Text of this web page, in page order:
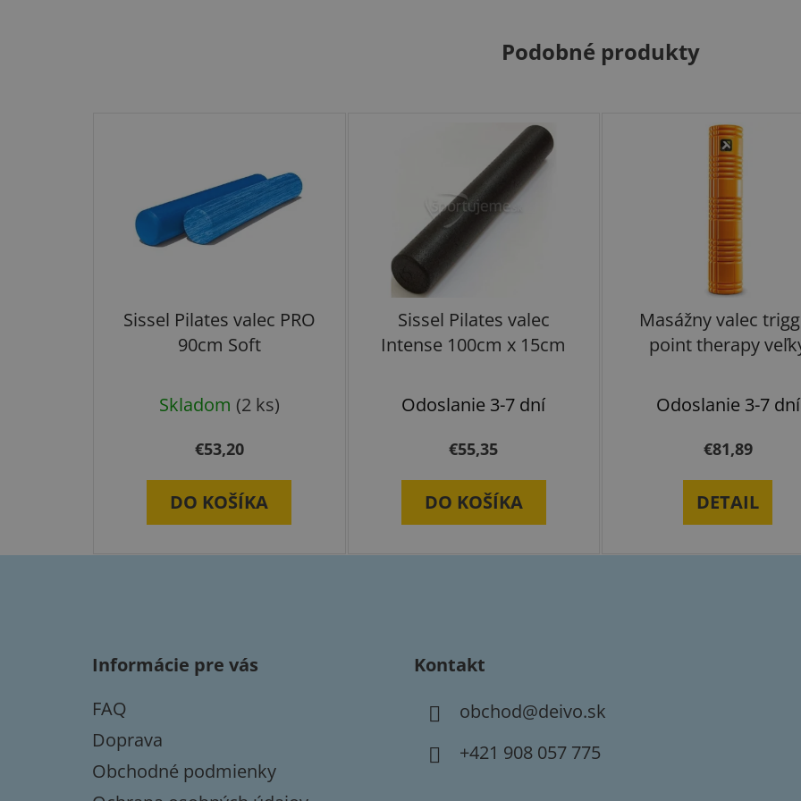
Podobné produkty
Sissel Pilates valec PRO
90cm Soft
Skladom (2 ks)
€53,20
DO KOŠÍKA
Sissel Pilates valec
Intense 100cm x 15cm
Odoslanie 3-7 dní
€55,35
DO KOŠÍKA
Masážny valec
point therapy
Odoslanie 3-7 dní
€81,89
DETAIL
Informácie pre vás
FAQ
Doprava
Obchodné podmienky
Kontakt
obchod@deivo.sk
+421 908 057 775